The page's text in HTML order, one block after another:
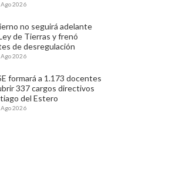
2026
no seguirá adelante
de Tierras y frenó
de desregulación
2026
formará a 1.173 docentes
337 cargos directivos
del Estero
2026